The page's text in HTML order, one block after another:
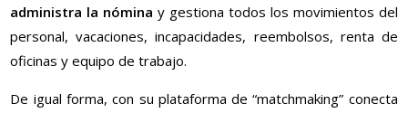
administra la nómina y gestiona todos los movimientos del
personal, vacaciones, incapacidades, reembolsos, renta de
oficinas y equipo de trabajo.
De igual forma, con su plataforma de “matchmaking” conecta